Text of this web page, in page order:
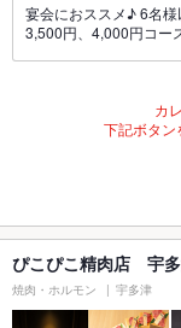
宴会におススメ♪ 6名様
3,500円、4,000円コー
カ
下記ボタン
ぴこぴこ精肉店 宇
焼肉・ホルモン 宇多津